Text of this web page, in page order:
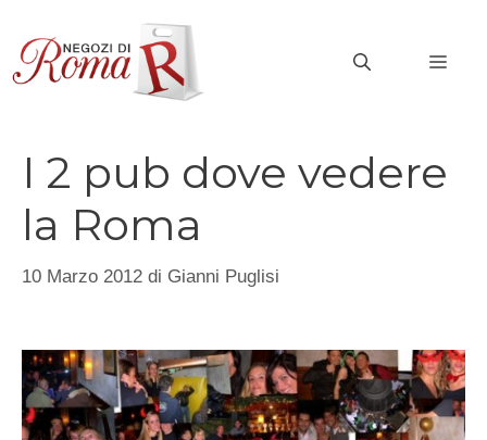
contenuto
I 2 pub dove vedere
la Roma
10 Marzo 2012 di Gianni Puglisi